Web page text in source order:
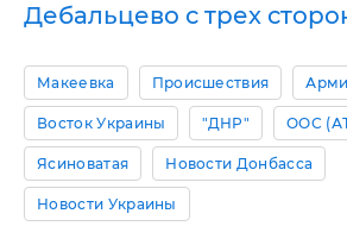
Дебальцево с трех
Макеевка Происшествия
Восток Украины "ДНР" ООС
Ясиноватая Новости Донбасса
Новости Украины